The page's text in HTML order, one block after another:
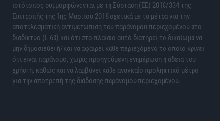
ιστότοπος συμμορφώνονται με τη Σύσταση (ΕΕ) 2018/334 της
Επιτροπής της 1ης Μαρτίου 2018 σχετικά με τα μέτρα για την
αποτελεσματική αντιμετώπιση του παράνομου περιεχομένου στο
διαδίκτυο (L 63) και ότι στο πλαίσιο αυτό διατηρεί το δικαίωμα να
μην δημοσιεύει ή/και να αφαιρεί κάθε περιεχόμενο το οποίο κρίνει
ότι είναι παράνομο, χωρίς προηγούμενη ενημέρωση ή άδεια του
χρήστη, καθώς και να λαμβάνει κάθε αναγκαίο προληπτικό μέτρο
για την αποτροπή της διάδοσης παράνομου περιεχομένου.